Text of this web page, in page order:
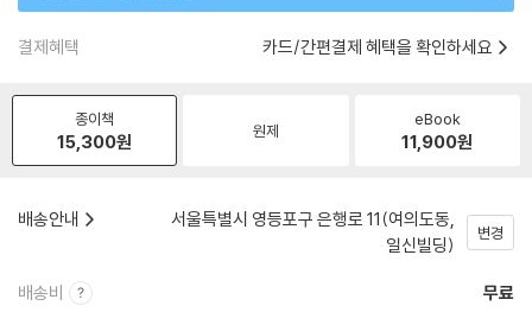
결제혜택 카드/간편결제 혜택을 확인하세요
종이책
15,300원 원제
eBook
11,900원
배송안내
서울특별시 영등포구 은행로 11(여의도동,
일신빌딩)
변경
배송비 무료